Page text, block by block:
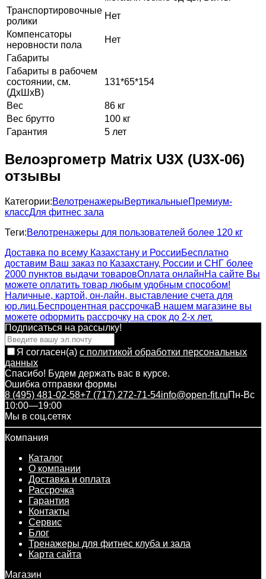
Транспортировочные
ролики
Нет
Компенсаторы
неровности пола
Нет
Габариты
Габариты в рабочем
состоянии, см.
(ДхШхВ)
131*65*154
Вес
86 кг
Вес брутто
100 кг
Гарантия
5 лет
Велоэргометр Matrix U3X (U3X-06)
отзывы
Категории:ВелотренажерыВертикальныеПремиум-
классДля фитнес зала
Теги:Велотренажеры для пользователей более 120 кг
Доставка по всему Казахстану и РоссииБесплатно
доставим Ваш заказ по Казахстану, России и СНГ более
2000 пунктов выдачи товаровОплата онлайнНа сайте Вы
можете оплатить товар любым удобным способом!
Наличные, картой, он-лайн, выставление счета для
юр.лиц.Беспроцентная рассрочкаВ нашем магазине вы
можете оформить рассрочку на срок до 2-х лет.
Подписаться на рассылкy!
Я согласен(a) с политикой обработки персональных
данных
Спасибо! Будем держать вас в курсе.
Ошибка отправки формы
8 (495) 481-02-58+7 (717) 272-71-54info@open-fit.ruПн-Вс
10:00—19:00
Мы в соц.сетях
Компания
Каталог
О компании
Доставка и оплата
Рассрочка
Гарантия
Контакты
Сервис
Блог
Тренажеры для фитнес клуба и зала
Карта сайта
Магазин